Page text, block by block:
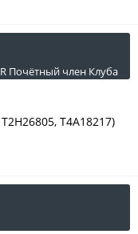
Почётный член Клуба
T4A18217)